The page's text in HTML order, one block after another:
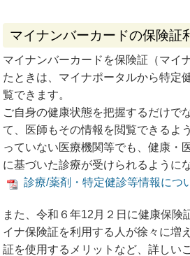
マイナンバーカードの保険証
マイナンバーカードを保険証（マイ
たときは、マイナポータルから特定
覧できます。
ご自身の健康状態を把握するだけで
て、医師もその情報を閲覧できるよ
っていない医療機関等でも、健康・
に基づいた診療が受けられるように
診療/薬剤・特定健診等情報につ
また、令和６年12月２日に健康保険
イナ保険証を利用する人が徐々に増
証を使用するメリットなど、詳しい